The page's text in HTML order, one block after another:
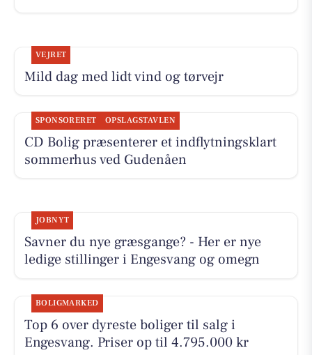
VEJRET
Mild dag med lidt vind og tørvejr
SPONSORERET OPSLAGSTAVLEN
CD Bolig præsenterer et indflytningsklart
sommerhus ved Gudenåen
JOBNYT
Savner du nye græsgange? - Her er nye
ledige stillinger i Engesvang og omegn
BOLIGMARKED
Top 6 over dyreste boliger til salg i
Engesvang. Priser op til 4.795.000 kr